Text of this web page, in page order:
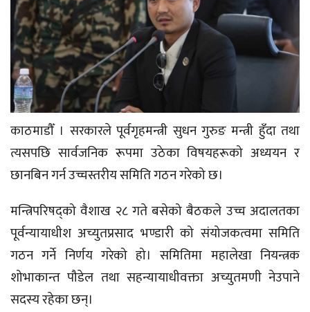
काठमाडौँ । सरकारले पूर्वगृहमन्त्री सुधन गुरुङ मन्त्री हुँदा तथा
त्यसपछि सार्वजनिक रूपमा उठेका विषयहरूको अध्ययन र
छानबिन गर्न उच्चस्तरीय समिति गठन गरेको छ।
मन्त्रिपरिषद्को वैशाख २८ गते बसेको बैठकले उच्च अदालतका
पूर्वन्यायाधीश अच्युतप्रसाद भण्डारी को संयोजकत्वमा समिति
गठन गर्ने निर्णय गरेको हो। समितिमा महालेखा नियन्त्रक
शोभाकान्त पौडेल तथा सहन्यायाधीवक्ता अच्युतमणी नेउपाने
सदस्य रहेका छन्।